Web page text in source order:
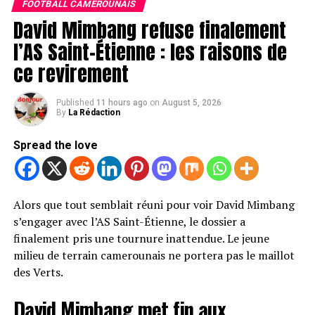
annulées.
contrat de deux saisons avec le club allemand. Les
discussions entre les différentes parties ont abouti à un
accord, ouvrant la voie à une officialisation très
prochaine.
Pour Schalke 04, cette arrivée représenterait un renfort
de poids au milieu de terrain. Le club, qui nourrit de
d’un joueur déjà habitué au très haut niveau en
Bundesliga.
Un nouveau défi pour l’international
camerounais
Après plusieurs saisons sous les couleurs de l’Eintracht
Francfort, Dina Ebimbe s’apprête à tourner une
Germain, le Lion Indomptable s’était révélé en
FOOTBALL CAMEROUNAIS
David Mimbang refuse finalement
l’AS Saint-Étienne : les raisons de
ce revirement
Published 11 hours ago on August 5, 2026
By La Rédaction
Spread the love
Alors que tout semblait réuni pour voir David Mimbang
s’engager avec l’AS Saint-Étienne, le dossier a
finalement pris une tournure inattendue. Le jeune
milieu de terrain camerounais ne portera pas le maillot
des Verts.
David Mimbang met fin aux